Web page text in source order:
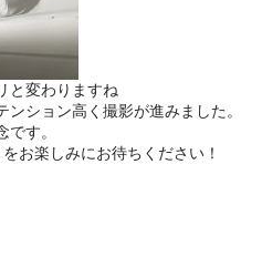
と変わりますね
ション高く撮影が進みました。
す。
お楽しみにお待ちください！